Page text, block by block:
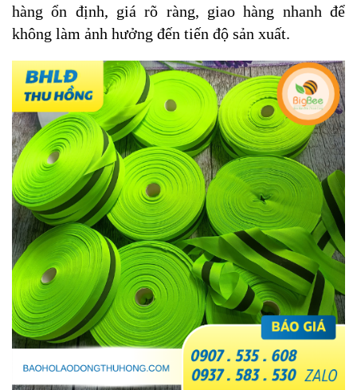
hàng ổn định, giá rõ ràng, giao hàng nhanh để
không làm ảnh hưởng đến tiến độ sản xuất.